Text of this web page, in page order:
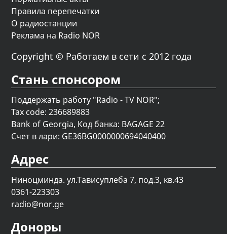
Правила перепечатки
О радиостанции
Реклама на Radio NOR
Copyright © Работаем в сети с 2012 года
Стань спонсором
Поддержать работу "Radio - TV NOR";
Tax code: 236689883
Bank of Georgia, Код банка: BAGAGE 22
Счет в лари: GE36BG0000000694040400
Адрес
Ниноцминда. ул.Тависуплеба 7, под.3, кв.43
0361-223303
radio@nor.ge
Доноры